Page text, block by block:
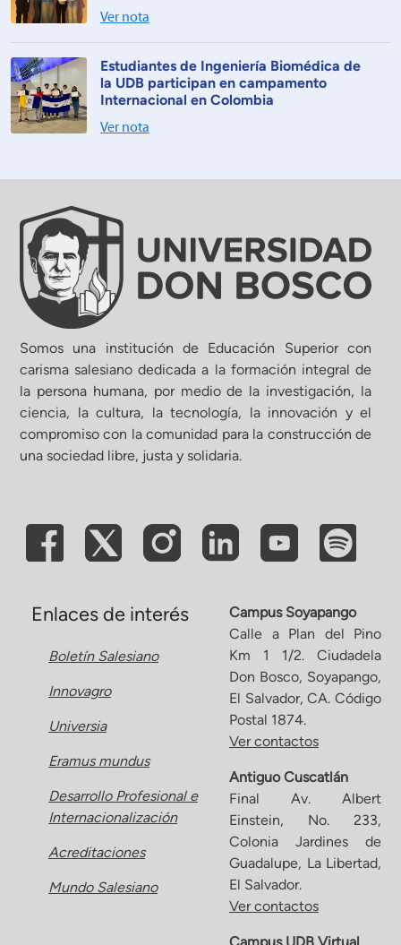
Ver nota
Estudiantes de Ingeniería Biomédica de
la UDB participan en campamento
Internacional en Colombia
Ver nota
Somos una institución de Educación Superior con
carisma salesiano dedicada a la formación integral de
la persona humana, por medio de la investigación, la
ciencia, la cultura, la tecnología, la innovación y el
compromiso con la comunidad para la construcción de
una sociedad libre, justa y solidaria.
Enlaces de interés
Boletín Salesiano
Innovagro
Universia
Eramus mundus
Desarrollo Profesional e
Internacionalización
Acreditaciones
Mundo Salesiano
Campus Soyapango
Calle a Plan del Pino
Km 1 1/2. Ciudadela
Don Bosco, Soyapango,
El Salvador, CA. Código
Postal 1874.
Ver contactos
Antiguo Cuscatlán
Final Av. Albert
Einstein, No. 233,
Colonia Jardines de
Guadalupe, La Libertad,
El Salvador.
Ver contactos
Campus UDB Virtual